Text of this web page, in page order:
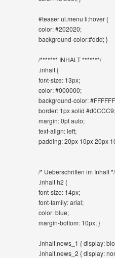
#teaser ul.menu li:hover {
color: #202020;
background-color:#ddd; }
/******* INHALT *******/
.inhalt {
font-size: 13px;
color: #000000;
background-color:
border: 1px solid #d0CCC9;
margin: 0pt auto;
text-align: left;
padding: 20px 10px 20px
/* Ueberschriften im Inhalt */
.inhalt h2 {
font-size: 14px;
font-family: arial;
color: blue;
margin-bottom: 10px; }
.inhalt.news_1 { display:
.inhalt.news_2 { display: